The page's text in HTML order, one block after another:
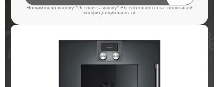
Нажимая на кнопку "Оставить заявку" Вы соглашаетесь cполитикой
конфиденциальности